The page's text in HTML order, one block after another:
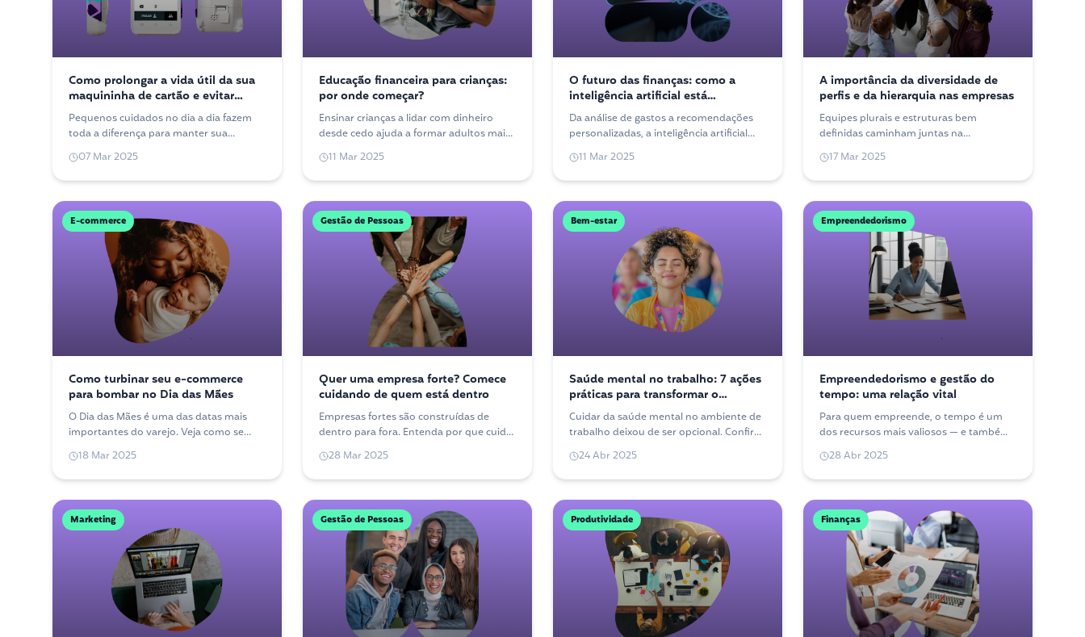
Como prolongar a vida útil da sua
maquininha de cartão e evitar
problemas
Pequenos cuidados no dia a dia fazem
toda a diferença para manter sua
maquininha funcionando bem por muito
mais tempo. Confira as dicas.
07 Mar 2025
Educação financeira para crianças:
por onde começar?
Ensinar crianças a lidar com dinheiro
desde cedo ajuda a formar adultos mais
conscientes financeiramente. Veja por
onde começar essa conversa em casa.
11 Mar 2025
O futuro das finanças: como a
inteligência artificial está
transformando seu dinheiro
Da análise de gastos a recomendações
personalizadas, a inteligência artificial
está cada vez mais presente na forma
como lidamos com o dinheiro.
11 Mar 2025
A importância da diversidade de
perfis e da hierarquia nas empresas
Equipes plurais e estruturas bem
definidas caminham juntas na
construção de empresas mais fortes.
Entenda por que esses dois pilares se
complementam.
17 Mar 2025
E-commerce
Como turbinar seu e-commerce
para bombar no Dia das Mães
O Dia das Mães é uma das datas mais
importantes do varejo. Veja como se
preparar para vender mais e oferecer
uma boa experiência de compra online.
18 Mar 2025
Gestão de Pessoas
Quer uma empresa forte? Comece
cuidando de quem está dentro
Empresas fortes são construídas de
dentro para fora. Entenda por que cuidar
das pessoas que fazem o negócio
acontecer é o primeiro passo para
crescer.
28 Mar 2025
Bem-estar
Saúde mental no trabalho: 7 ações
práticas para transformar o
ambiente corporativo
Cuidar da saúde mental no ambiente de
trabalho deixou de ser opcional. Confira
ações práticas que fazem diferença no
dia a dia das equipes.
24 Abr 2025
Empreendedorismo
Empreendedorismo e gestão do
tempo: uma relação vital
Para quem empreende, o tempo é um
dos recursos mais valiosos — e também
um dos mais difíceis de administrar. Veja
como organizá-lo melhor no dia a dia.
28 Abr 2025
Marketing Gestão de Pessoas Produtividade Finanças